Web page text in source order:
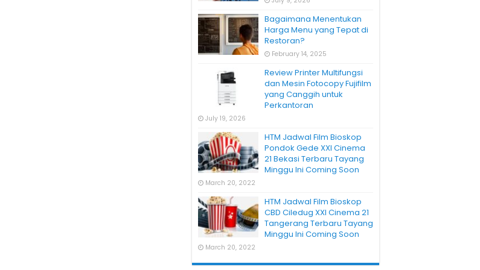
Bagaimana Menentukan
Harga Menu yang Tepat di
Restoran?
February 14, 2025
Review Printer Multifungsi
dan Mesin Fotocopy Fujifilm
yang Canggih untuk
Perkantoran
July 19, 2026
HTM Jadwal Film Bioskop
Pondok Gede XXI Cinema
21 Bekasi Terbaru Tayang
Minggu Ini Coming Soon
March 20, 2022
HTM Jadwal Film Bioskop
CBD Ciledug XXI Cinema 21
Tangerang Terbaru Tayang
Minggu Ini Coming Soon
March 20, 2022